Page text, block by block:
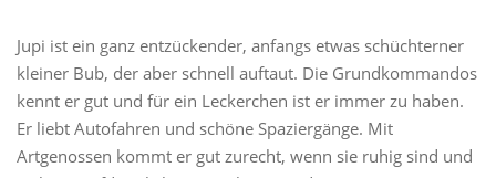
Jupi ist ein ganz entzückender, anfangs etwas schüchterner
kleiner Bub, der aber schnell auftaut. Die Grundkommandos
kennt er gut und für ein Leckerchen ist er immer zu haben.
Er liebt Autofahren und schöne Spaziergänge. Mit
Artgenossen kommt er gut zurecht, wenn sie ruhig sind und